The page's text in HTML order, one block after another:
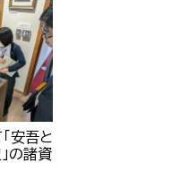
安吾と
の諸資